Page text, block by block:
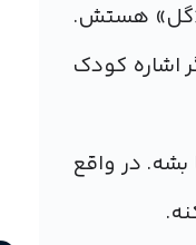
«گل» هستش.
اشاره کودک
در واقع